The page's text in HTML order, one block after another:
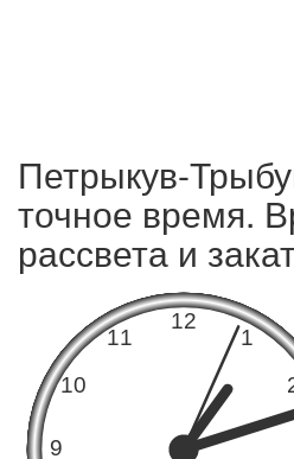
Петрыкув-
точное время.
рассвета и